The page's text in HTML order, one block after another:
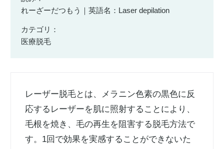
れーざーだつもう｜英語名：Laser depilation
カテゴリ：
医療脱毛
レーザー脱毛とは、メラニン色素の黒色に反
応するレーザーを肌に照射することにより、
毛根を焼き、毛の再生を阻害する脱毛方法で
す。1回で効果を実感することができないた